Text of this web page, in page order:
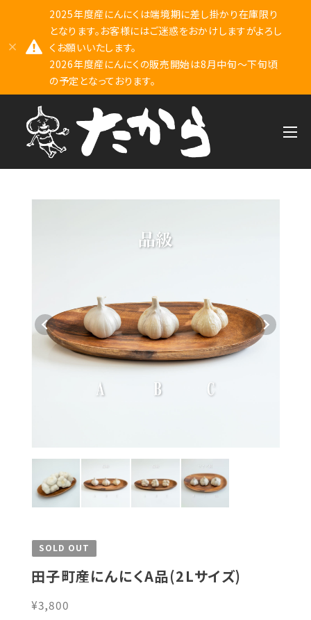
2025年度産にんにくは端境期に差し掛かり在庫限り
となります。お客様にはご迷惑をおかけしますがよろし
くお願いいたします。
2026年度産にんにくの販売開始は8月中旬～下旬頃
の予定となっております。
SOLD OUT
田子町産にんにくA品(2Lサイズ)
¥3,800